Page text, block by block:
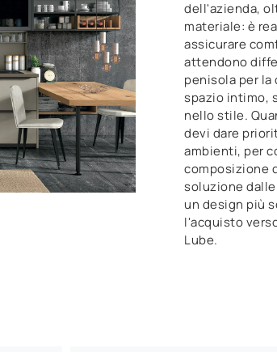
dell'azienda,
materiale: è
assicurare
attendono
penisola per la
spazio intimo,
nello stile.
devi dare
ambienti, per
composizione
soluzione dalle
un design più
l'acquisto
Lube.